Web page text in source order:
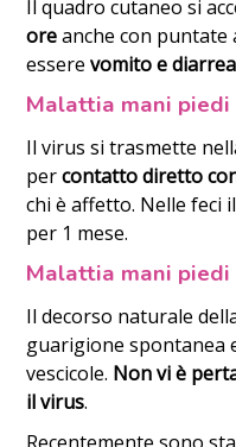
Il quadro cutaneo si
oreanche con puntate
esserevomito e diarrea
Malattia mani piedi
Il virus si trasmette
percontatto diretto
chi è affetto. Nelle feci
per 1 mese.
Malattia mani piedi
Il decorso naturale
guarigione spontanea
vescicole. Non vi è
il virus.